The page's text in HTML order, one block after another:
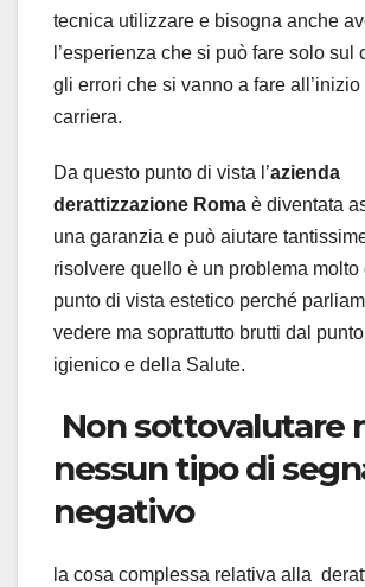
tecnica utilizzare e bisogna anche
l’esperienza che si può fare solo sul
gli errori che si vanno a fare
carriera.
Da questo punto di vista l’azienda
derattizzazione Roma è diventata
una garanzia e può aiutare
risolvere quello è un problema molto
punto di vista estetico perché
vedere ma soprattutto brutti dal
igienico e della Salute.
Non sottovalutare
nessun tipo di
negativo
la cosa complessa relativa alla